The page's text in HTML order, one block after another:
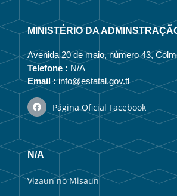
MINISTÉRIO DA
Avenida 20 de maio, número 43,
Telefone : N/A
Email :info@estatal.gov.tl
Página Oficial Facebook
N/A
Vizaun no Misaun